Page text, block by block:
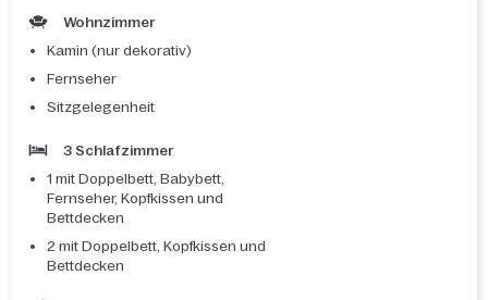
Wohnzimmer
Kamin (nur dekorativ)
Fernseher
Sitzgelegenheit
3 Schlafzimmer
1 mit Doppelbett, Babybett,
Fernseher, Kopfkissen und
Bettdecken
2 mit Doppelbett, Kopfkissen und
Bettdecken